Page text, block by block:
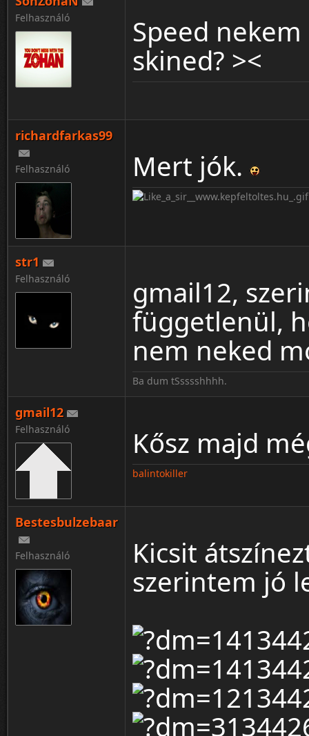
Felhasználó
Speed
skined? ><
richardfarkas99
Felhasználó Mert jók.
str1
Felhasználó
gmail12,
függetlenül,
nem neked
Ba dum tSsssshhhh.
gmail12
Felhasználó Kősz majd
balintokiller
Bestesbulzebaar
Felhasználó
Kicsit
szerintem jó